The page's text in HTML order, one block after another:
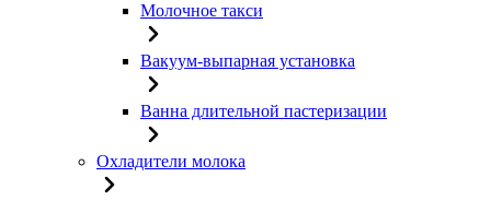
Молочное такси
Вакуум-выпарная установка
Ванна длительной пастеризации
Охладители молока